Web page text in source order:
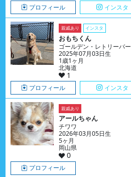
プロフィール インスタ
親戚あり インスタ
おもちくん
ゴールデン・レトリーバー
2025年07月03日生
1歳1ヶ月
北海道
1
プロフィール インスタ
親戚あり
アールちゃん
チワワ
2026年03月05日生
5ヶ月
岡山県
0
プロフィール